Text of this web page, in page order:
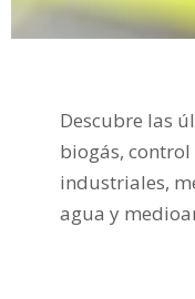
Descubre las
biogás,
industriales,
agua y